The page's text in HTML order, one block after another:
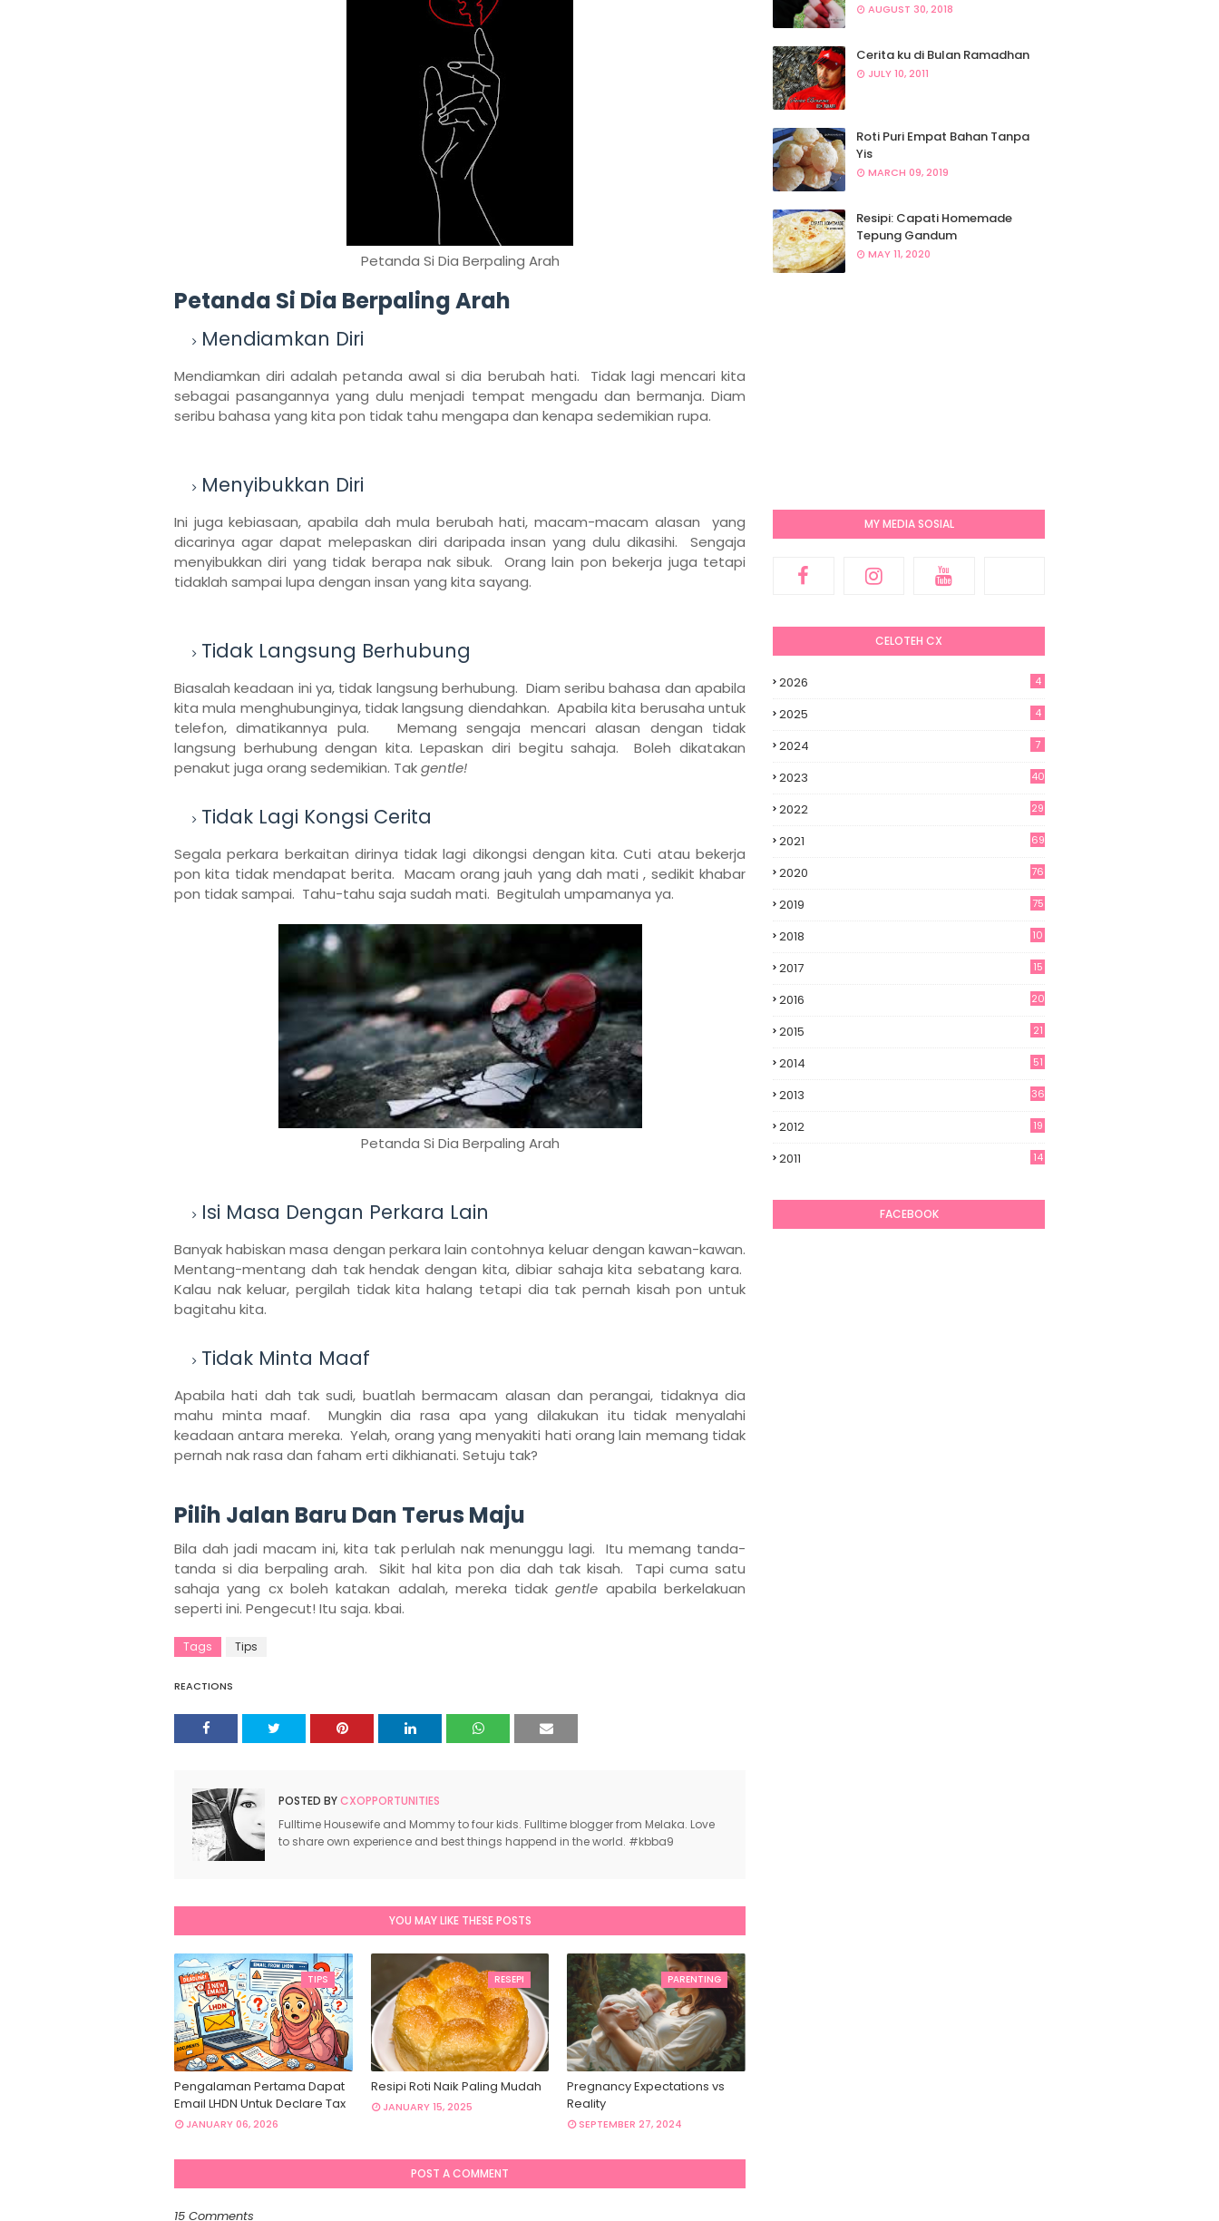
Petanda Si Dia Berpaling Arah
Petanda Si Dia Berpaling Arah
Mendiamkan Diri
Mendiamkan diri adalah petanda awal si dia berubah hati. Tidak lagi mencari kita
sebagai pasangannya yang dulu menjadi tempat mengadu dan bermanja. Diam
seribu bahasa yang kita pon tidak tahu mengapa dan kenapa sedemikian rupa.
Menyibukkan Diri
Ini juga kebiasaan, apabila dah mula berubah hati, macam-macam alasan yang
dicarinya agar dapat melepaskan diri daripada insan yang dulu dikasihi. Sengaja
menyibukkan diri yang tidak berapa nak sibuk. Orang lain pon bekerja juga tetapi
tidaklah sampai lupa dengan insan yang kita sayang.
Tidak Langsung Berhubung
Biasalah keadaan ini ya, tidak langsung berhubung. Diam seribu bahasa dan apabila
kita mula menghubunginya, tidak langsung diendahkan. Apabila kita berusaha untuk
telefon, dimatikannya pula. Memang sengaja mencari alasan dengan tidak
langsung berhubung dengan kita. Lepaskan diri begitu sahaja. Boleh dikatakan
penakut juga orang sedemikian. Takgentle!
Tidak Lagi Kongsi Cerita
Segala perkara berkaitan dirinya tidak lagi dikongsi dengan kita. Cuti atau bekerja
pon kita tidak mendapat berita. Macam orang jauh yang dah mati , sedikit khabar
pon tidak sampai. Tahu-tahu saja sudah mati. Begitulah umpamanya ya.
Petanda Si Dia Berpaling Arah
Isi Masa Dengan Perkara Lain
Banyak habiskan masa dengan perkara lain contohnya keluar dengan kawan-kawan.
Mentang-mentang dah tak hendak dengan kita, dibiar sahaja kita sebatang kara.
Kalau nak keluar, pergilah tidak kita halang tetapi dia tak pernah kisah pon untuk
bagitahu kita.
Tidak Minta Maaf
Apabila hati dah tak sudi, buatlah bermacam alasan dan perangai, tidaknya dia
mahu minta maaf. Mungkin dia rasa apa yang dilakukan itu tidak menyalahi
keadaan antara mereka. Yelah, orang yang menyakiti hati orang lain memang tidak
pernah nak rasa dan faham erti dikhianati. Setuju tak?
Pilih Jalan Baru Dan Terus Maju
Bila dah jadi macam ini, kita tak perlulah nak menunggu lagi. Itu memang tanda-
tanda si dia berpaling arah. Sikit hal kita pon dia dah tak kisah. Tapi cuma satu
sahaja yang cx boleh katakan adalah, mereka tidakgentle apabila berkelakuan
seperti ini. Pengecut! Itu saja. kbai.
Tags Tips
REACTIONS
POSTED BYCXOPPORTUNITIES
Fulltime Housewife and Mommy to four kids. Fulltime blogger from Melaka. Love
to share own experience and best things happend in the world. #kbba9
YOU MAY LIKE THESE POSTS
TIPS
Pengalaman Pertama Dapat
Email LHDN Untuk Declare Tax
JANUARY 06, 2026
RESEPI
Resipi Roti Naik Paling Mudah
JANUARY 15, 2025
PARENTING
Pregnancy Expectations vs
Reality
SEPTEMBER 27, 2024
POST A COMMENT
15 Comments
AUGUST 30, 2018
Cerita ku di Bulan Ramadhan
JULY 10, 2011
Roti Puri Empat Bahan Tanpa
Yis
MARCH 09, 2019
Resipi: Capati Homemade
Tepung Gandum
MAY 11, 2020
MY MEDIA SOSIAL
CELOTEH CX
2026 4
2025 4
2024 7
2023 40
2022 29
2021 69
2020 76
2019 75
2018 10
2017 15
2016 20
2015 21
2014 51
2013 36
2012
19
2011
14
FACEBOOK